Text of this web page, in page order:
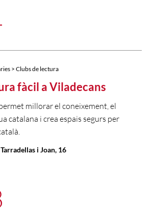
> Clubs de lectura
fàcil a Viladecans
millorar el coneixement, el
catalana i crea espais segurs per
i Joan, 16